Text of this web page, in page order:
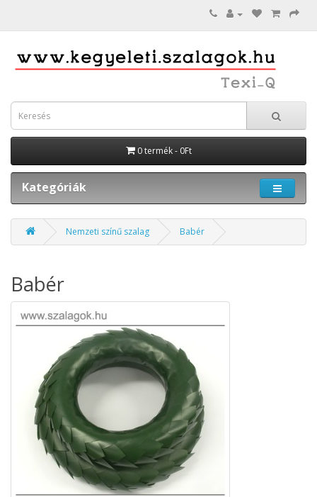
0 termék - 0Ft
Kategóriák
Nemzeti színű szalag Babér
Babér